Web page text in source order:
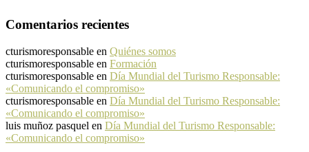
Comentarios recientes
cturismoresponsable en Quiénes somos
cturismoresponsable en Formación
cturismoresponsable en Día Mundial del Turismo Responsable:
«Comunicando el compromiso»
cturismoresponsable en Día Mundial del Turismo Responsable:
«Comunicando el compromiso»
luis muñoz pasquel en Día Mundial del Turismo Responsable:
«Comunicando el compromiso»